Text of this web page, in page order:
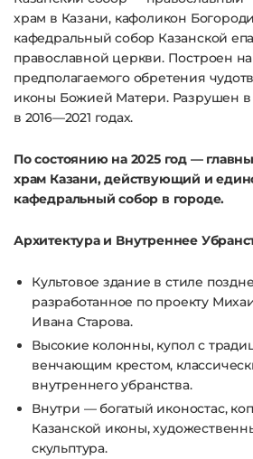
храм в Казани, кафоликон
кафедральный собор Казанской
православной церкви. Построен
предполагаемого обретения
иконы Божией Матери. Разрушен
в 2016—2021 годах.
По состоянию на 2025 год —
храм Казани, действующий и
кафедральный собор в городе.
Архитектура и Внутреннее
Культовое здание в стиле
разработанное по проекту
Ивана Старова.
Высокие колонны, купол с
венчающим крестом,
внутреннего убранства.
Внутри — богатый иконостас,
Казанской иконы,
скульптура.